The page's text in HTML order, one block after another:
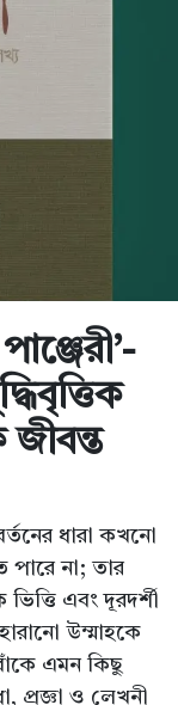
ধারা কখনো
না; তার
এবং দূরদর্শী
উম্মাহকে
এমন কিছু
প্রজ্ঞা ও লেখনী